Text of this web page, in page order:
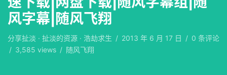
风字幕|随风飞翔
分享扯淡 · 扯淡的资源 · 浩劫求生 / 2013 年 6 月 17 日 / 0 条评论
/ 3,585 views / 随风飞翔